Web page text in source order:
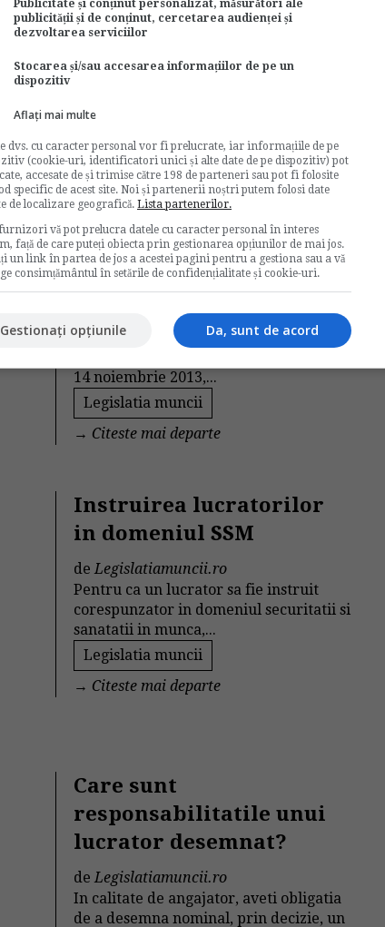
sanatatii in munca
deLegislatiamuncii.ro
persoane si este...
Legislatia muncii
→Citeste mai departe
Functionar public. Plata
zilelor de concediu
neefectuate
Legislatiamuncii.ro
Analizam mai jos cazul unui angajat al
14 noiembrie 2013,...
Legislatia muncii
→ Citeste mai departe
Instruirea lucratorilor
in domeniul SSM
de Legislatiamuncii.ro
Pentru ca un lucrator sa fie instruit
corespunzator in domeniul securitatii si
sanatatii in munca,...
Legislatia muncii
→ Citeste mai departe
Care sunt
responsabilitatile unui
lucrator desemnat?
de Legislatiamuncii.ro
In calitate de angajator, aveti obligatia
de a desemna nominal, prin decizie, un
Publicitate și conținut personalizat, măsurători ale
publicității și de conținut, cercetarea audienței și
dezvoltarea serviciilor
Stocarea și/sau accesarea informațiilor de pe un
dispozitiv
Aflați mai multe
dvs. cu caracter personal vor fi prelucrate, iar informațiile de pe
(cookie-uri, identificatori unici și alte date de pe dispozitiv) pot
accesate de și trimise către 198 de parteneri sau pot fi folosite
specific de acest site. Noi și partenerii noștri putem folosi date
de localizare geografică. Lista partenerilor.
vă pot prelucra datele cu caracter personal în interes
față de care puteți obiecta prin gestionarea opțiunilor de mai jos.
un link în partea de jos a acestei pagini pentru a gestiona sau a vă
consimțământul în setările de confidențialitate și cookie-uri.
Da, sunt de acord
Gestionați opțiunile